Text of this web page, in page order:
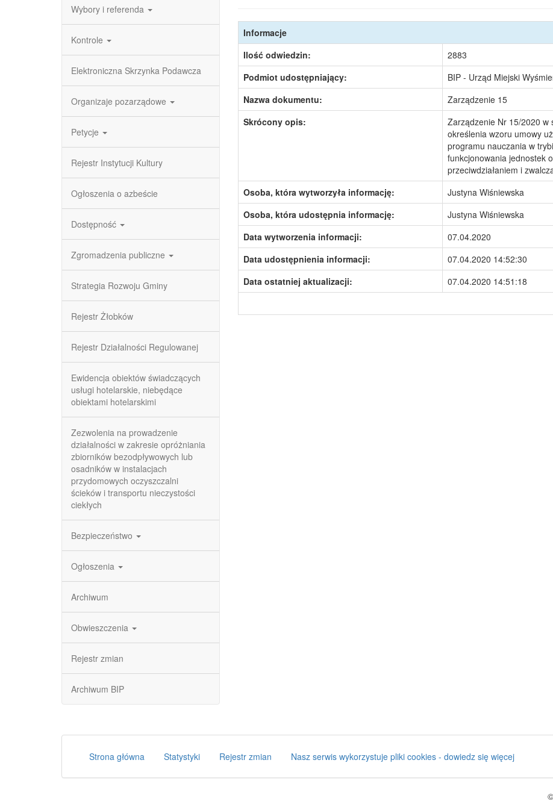
Wybory i referenda
Kontrole
Elektroniczna Skrzynka Podawcza
Organizaje pozarządowe
Petycje
Rejestr Instytucji Kultury
Ogłoszenia o azbeście
Dostępność
Zgromadzenia publiczne
Strategia Rozwoju Gminy
Rejestr Żłobków
Rejestr Działalności Regulowanej
Ewidencja obiektów świadczących
usługi hotelarskie, niebędące
obiektami hotelarskimi
Zezwolenia na prowadzenie
działalności w zakresie opróżniania
zbiorników bezodpływowych lub
osadników w instalacjach
przydomowych oczyszczalni
ścieków i transportu nieczystości
ciekłych
Bezpieczeństwo
Ogłoszenia
Archiwum
Obwieszczenia
Rejestr zmian
Archiwum BIP
Informacje
Ilość odwiedzin:
2883
Podmiot udostępniający:
BIP - Urząd Miejski
Nazwa dokumentu:
Zarządzenie 15
Skrócony opis:
Zarządzenie Nr 15/2020 w
określenia wzoru umowy
programu nauczania w
funkcjonowania jednostek
przeciwdziałaniem i
Osoba, która wytworzyła informację:
Justyna Wiśniewska
Osoba, która udostępnia informację:
Justyna Wiśniewska
Data wytworzenia informacji:
07.04.2020
Data udostępnienia informacji:
07.04.2020 14:52:30
Data ostatniej aktualizacji:
07.04.2020 14:51:18
Strona główna Statystyki Rejestr zmian Nasz serwis wykorzystuje pliki cookies - dowiedz się więcej
©